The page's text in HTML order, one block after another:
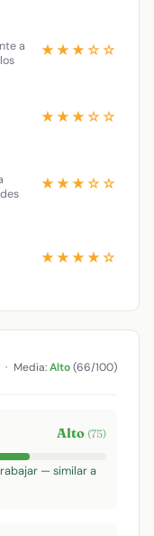
a
★★★☆☆
★★★☆☆
★★★☆☆
★★★★☆
· Media:Alto(66/100)
Alto (75)
— similar a